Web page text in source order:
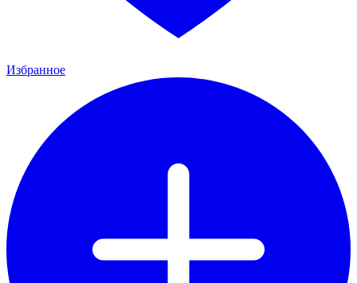
Избранное